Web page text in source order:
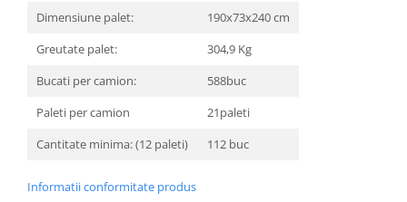
Dimensiune palet:
190x73x240 cm
Greutate palet:
304,9 Kg
Bucati per camion:
588buc
Paleti per camion
21paleti
Cantitate minima: (12 paleti)
112 buc
Informatii conformitate produs